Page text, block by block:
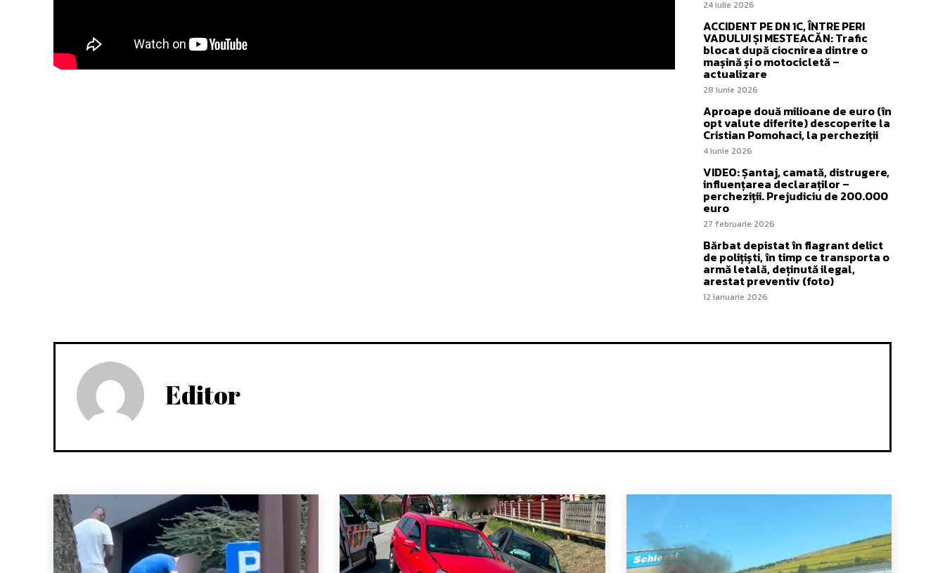
24 iulie 2026
ACCIDENT PE DN 1C, ÎNTRE PERI
VADULUI ȘI MESTEACĂN: Trafic
blocat după ciocnirea dintre o
mașină și o motocicletă –
actualizare
28 iunie 2026
Aproape două milioane de euro (în
opt valute diferite) descoperite la
Cristian Pomohaci, la percheziții
4 iunie 2026
VIDEO: Șantaj, camată, distrugere,
influențarea declaraților –
percheziții. Prejudiciu de 200.000
euro
27 februarie 2026
Bărbat depistat în flagrant delict
de polițiști, în timp ce transporta o
armă letală, deținută ilegal,
arestat preventiv (foto)
12 ianuarie 2026
Editor